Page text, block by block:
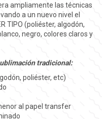
ampliamente las técnicas
a un nuevo nivel el
TIPO (poliéster, algodón,
negro, colores claros y
tradicional:
poliéster, etc)
al papel transfer